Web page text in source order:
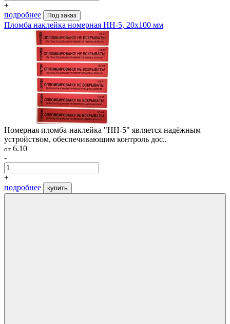
+
подробнее
Под заказ
Пломба наклейка номерная НН-5, 20x100 мм
Номерная пломба-наклейка "НН-5" является надёжным
устройством, обеспечивающим контроль дос..
от 6.10
-
+
подробнее
купить